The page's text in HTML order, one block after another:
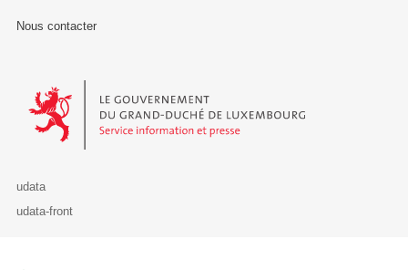
Nous contacter
Le Gouvernement du Grand-Duché de Luxembourg - Service
udata
udata-front